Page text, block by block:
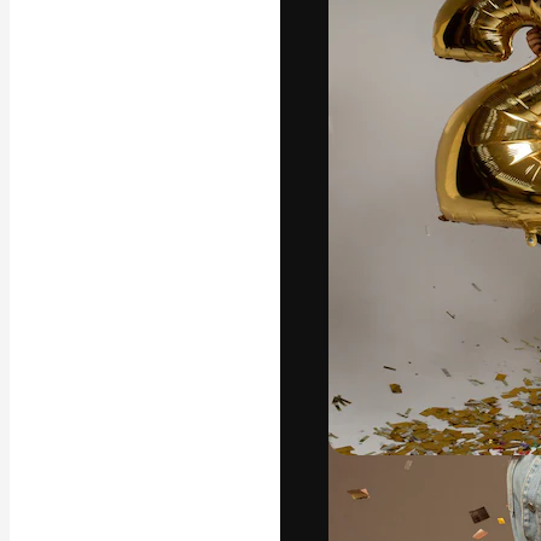
La plataforma
trabajo. Más
entre
estudios.
Español
Copyright ©